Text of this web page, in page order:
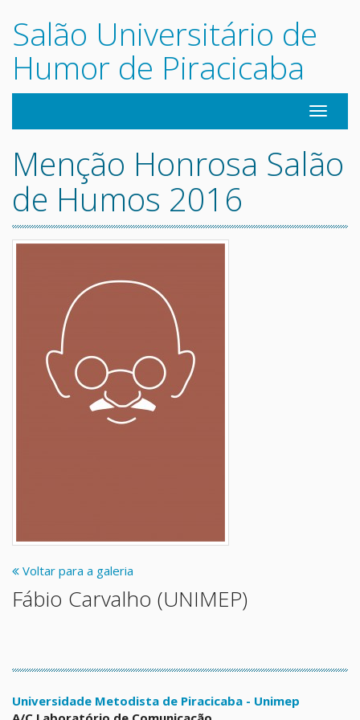
Salão Universitário de
Humor de Piracicaba
Menção Honrosa Salão
de Humos 2016
Voltar para a galeria
Fábio Carvalho (UNIMEP)
Universidade Metodista de Piracicaba - Unimep